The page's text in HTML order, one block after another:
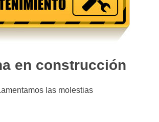
en construcción
las molestias